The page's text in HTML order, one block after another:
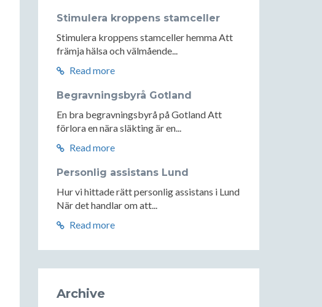
Stimulera kroppens stamceller
Stimulera kroppens stamceller hemma Att
främja hälsa och välmående...
Read more
Begravningsbyrå Gotland
En bra begravningsbyrå på Gotland Att
förlora en nära släkting är en...
Read more
Personlig assistans Lund
Hur vi hittade rätt personlig assistans i Lund
När det handlar om att...
Read more
Archive